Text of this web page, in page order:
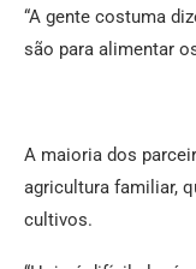
“A gente costuma
são para alimentar
A maioria dos
agricultura familiar,
cultivos.